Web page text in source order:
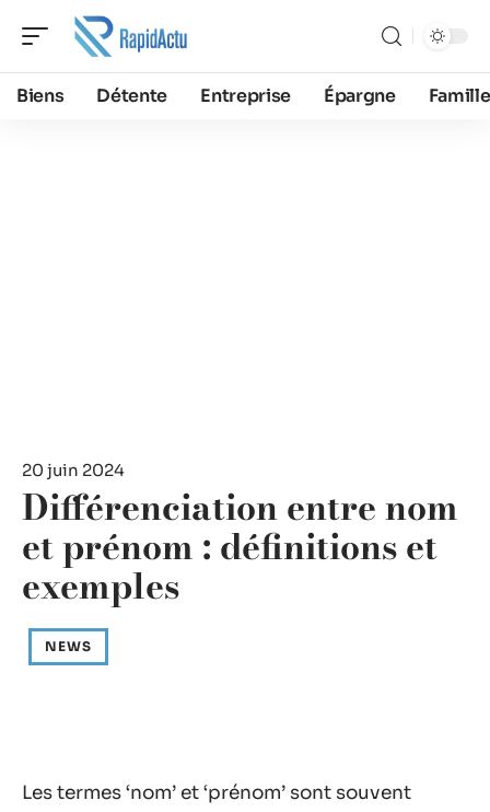
Biens Détente Entreprise Épargne Famille
20 juin 2024
Différenciation entre nom
et prénom : définitions et
exemples
NEWS
Les termes ‘nom’ et ‘prénom’ sont souvent